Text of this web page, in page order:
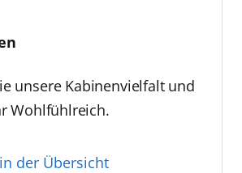
unsere Kabinenvielfalt und
Wohlfühlreich.
der Übersicht